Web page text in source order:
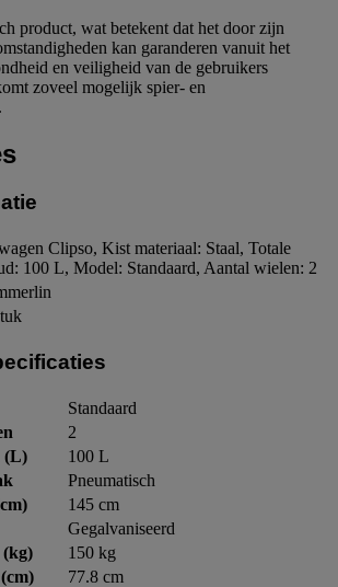
product, wat betekent dat het door zijn
kan garanderen vanuit het
en veiligheid van de gebruikers
zoveel mogelijk spier- en
Clipso, Kist materiaal: Staal, Totale
100 L, Model: Standaard, Aantal wielen: 2
Standaard
2
(L)
100 L
Pneumatisch
145 cm
Gegalvaniseerd
(kg)
150 kg
77.8 cm